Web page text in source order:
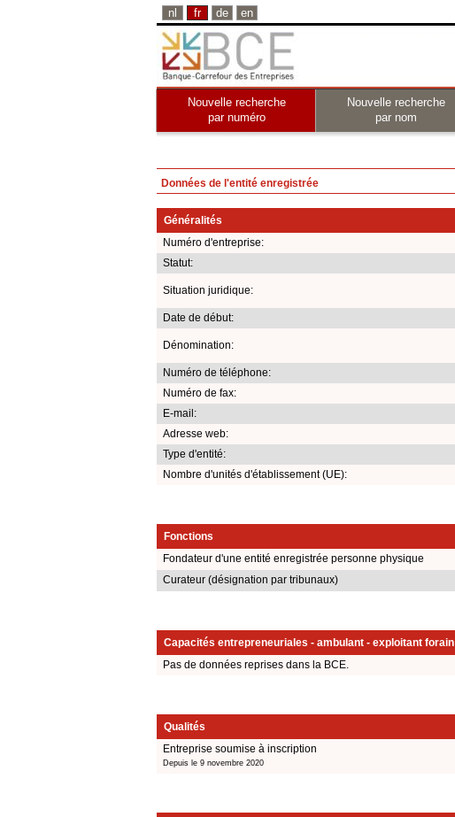
nl fr de en
Nouvelle recherche
par numéro
Nouvelle recherche
par nom
Données de l'entité enregistrée
Généralités
Numéro d'entreprise:
Statut:
Situation juridique:
Date de début:
Dénomination:
Numéro de téléphone:
Numéro de fax:
E-mail:
Adresse web:
Type d'entité:
Nombre d'unités d'établissement (UE):
Fonctions
Fondateur d'une entité enregistrée personne physique
Curateur (désignation par tribunaux)
Capacités entrepreneuriales - ambulant - exploitant forain
Pas de données reprises dans la BCE.
Qualités
Entreprise soumise à inscription
Depuis le 9 novembre 2020